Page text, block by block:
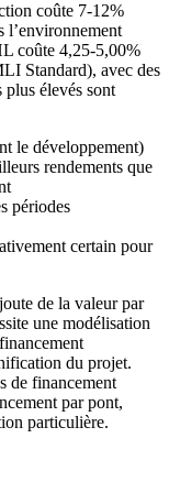
coûte 7-12%
l’environnement
coûte 4,25-5,00%
Standard), avec des
plus élevés sont
le développement)
rendements que
périodes
certain pour
de la valeur par
une modélisation
du projet.
de financement
par pont,
particulière.